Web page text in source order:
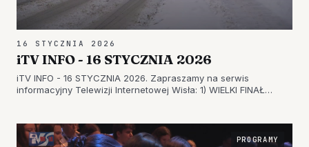
16 STYCZNIA 2026
iTV INFO - 16 STYCZNIA 2026
iTV INFO - 16 STYCZNIA 2026. Zapraszamy na serwis
informacyjny Telewizji Internetowej Wisła: 1) WIELKI FINAŁ
„JĘDRUSIOWI” – W TARNOBRZEGU UPAMIĘTNI…
PROGRAMY